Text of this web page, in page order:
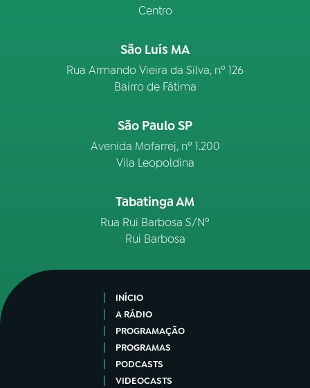
Centro
São Luís MA
Rua Armando Vieira da Silva, nº 126
Bairro de Fátima
São Paulo SP
Avenida Mofarrej, nº 1.200
Vila Leopoldina
Tabatinga AM
Rua Rui Barbosa S/Nº
Rui Barbosa
INÍCIO
A RÁDIO
PROGRAMAÇÃO
PROGRAMAS
PODCASTS
VIDEOCASTS